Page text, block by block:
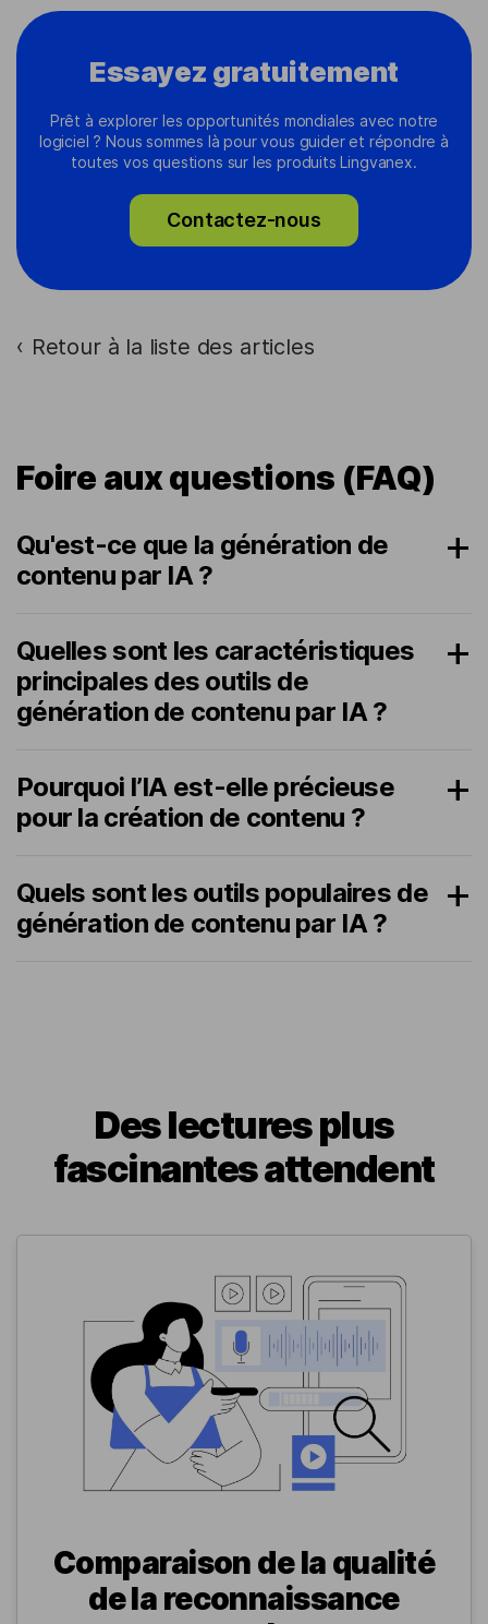
Essayez gratuitement
Prêt à explorer les opportunités mondiales avec notre
logiciel ? Nous sommes là pour vous guider et répondre à
toutes vos questions sur les produits Lingvanex.
Contactez-nous
› Retour à la liste des articles
Foire aux questions (FAQ)
Qu'est-ce que la génération de
contenu par IA ?
Quelles sont les caractéristiques
principales des outils de
génération de contenu par IA ?
Pourquoi l’IA est-elle précieuse
pour la création de contenu ?
Quels sont les outils populaires de
génération de contenu par IA ?
Des lectures plus
fascinantes attendent
Comparaison de la qualité
de la reconnaissance